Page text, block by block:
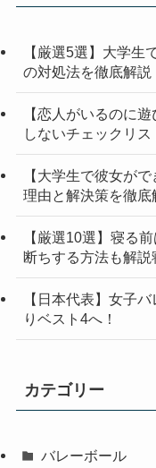
【厳選5選】大学生
の対処法を徹底解説
【恋人がいるのに
しないチェックリス
【大学生で彼女が
理由と解決策を徹底
【厳選10選】寝る
断ちする方法も解
【日本代表】女子
りベスト4へ！
カテゴリー
バレーボール